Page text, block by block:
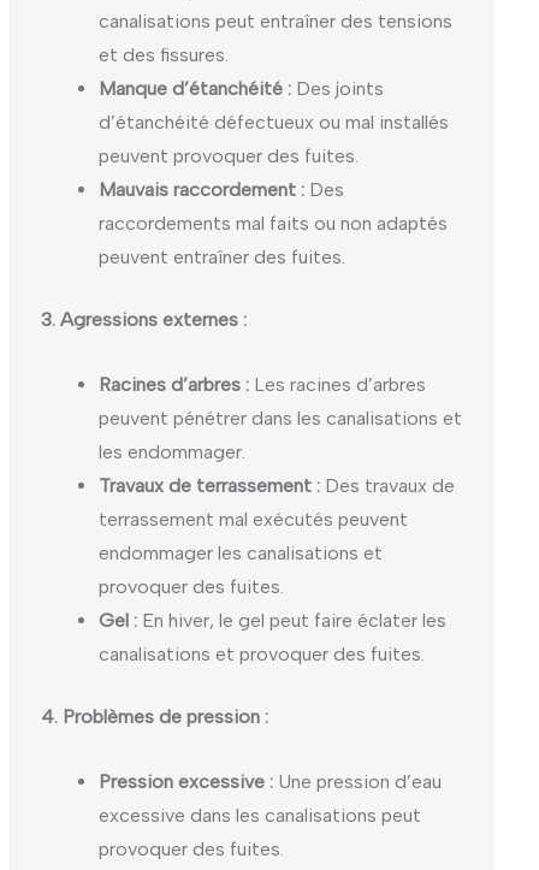
canalisations peut entraîner des tensions
et des fissures.
Manque d’étanchéité : Des joints
d’étanchéité défectueux ou mal installés
peuvent provoquer des fuites.
Mauvais raccordement : Des
raccordements mal faits ou non adaptés
peuvent entraîner des fuites.
3. Agressions externes :
Racines d’arbres : Les racines d’arbres
peuvent pénétrer dans les canalisations et
les endommager.
Travaux de terrassement : Des travaux de
terrassement mal exécutés peuvent
endommager les canalisations et
provoquer des fuites.
Gel : En hiver, le gel peut faire éclater les
canalisations et provoquer des fuites.
4. Problèmes de pression :
Pression excessive : Une pression d’eau
excessive dans les canalisations peut
provoquer des fuites.